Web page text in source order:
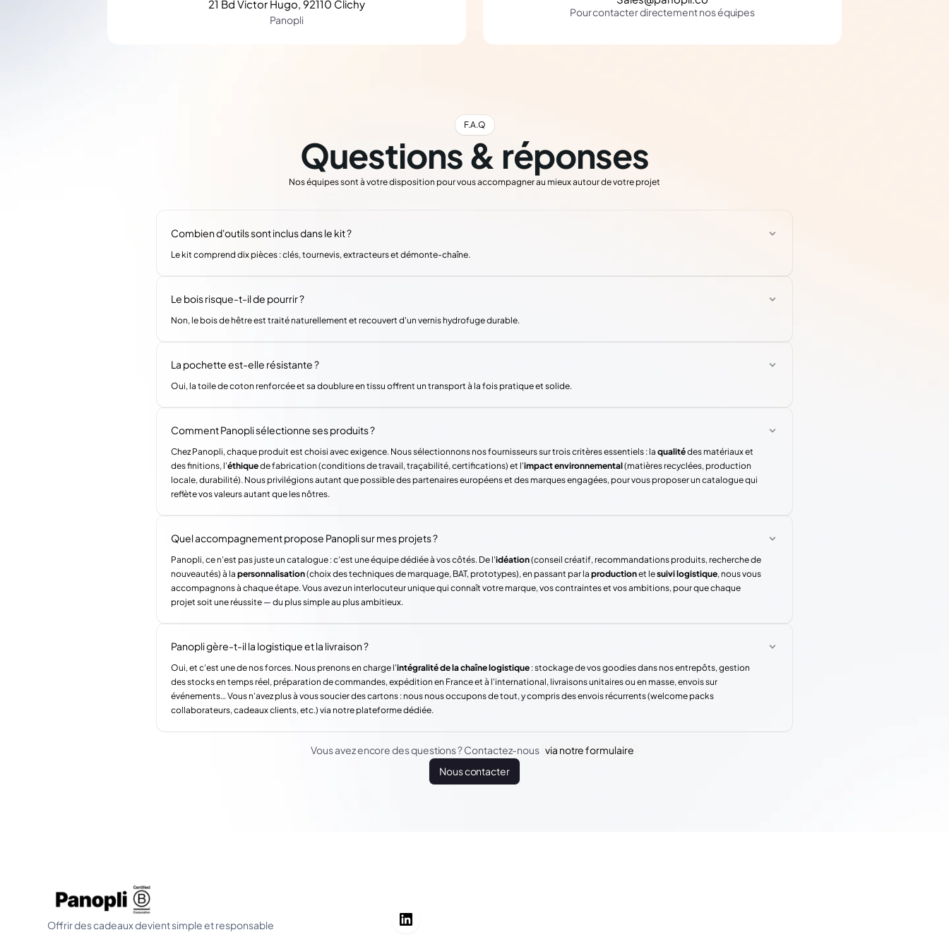
21 Bd Victor Hugo, 92110 Clichy
Panopli
Pour contacter directement nos équipes
F.A.Q
Questions & réponses
Nos équipes sont à votre disposition pour vous accompagner au mieux autour de votre projet
Combien d'outils sont inclus dans le kit ?
Le kit comprend dix pièces : clés, tournevis, extracteurs et démonte-chaîne.
Le bois risque-t-il de pourrir ?
Non, le bois de hêtre est traité naturellement et recouvert d'un vernis hydrofuge durable.
La pochette est-elle résistante ?
Oui, la toile de coton renforcée et sa doublure en tissu offrent un transport à la fois pratique et solide.
Comment Panopli sélectionne ses produits ?
Chez Panopli, chaque produit est choisi avec exigence. Nous sélectionnons nos fournisseurs sur trois critères essentiels : la qualitédes matériaux et
des finitions, l'éthiquede fabrication (conditions de travail, traçabilité, certifications) et l'impact environnemental(matières recyclées, production
locale, durabilité). Nous privilégions autant que possible des partenaires européens et des marques engagées, pour vous proposer un catalogue qui
reflète vos valeurs autant que les nôtres.
Quel accompagnement propose Panopli sur mes projets ?
Panopli, ce n'est pas juste un catalogue : c'est une équipe dédiée à vos côtés. De l'idéation(conseil créatif, recommandations produits, recherche de
nouveautés) à la personnalisation(choix des techniques de marquage, BAT, prototypes), en passant par la productionet lesuivi logistique, nous vous
accompagnons à chaque étape. Vous avez un interlocuteur unique qui connaît votre marque, vos contraintes et vos ambitions, pour que chaque
projet soit une réussite — du plus simple au plus ambitieux.
Panopli gère-t-il la logistique et la livraison ?
Oui, et c'est une de nos forces. Nous prenons en charge l'intégralité de la chaîne logistique : stockage de vos goodies dans nos entrepôts, gestion
des stocks en temps réel, préparation de commandes, expédition en France et à l'international, livraisons unitaires ou en masse, envois sur
événements… Vous n'avez plus à vous soucier des cartons : nous nous occupons de tout, y compris des envois récurrents (welcome packs
collaborateurs, cadeaux clients, etc.) via notre plateforme dédiée.
Vous avez encore des questions ? Contactez-nous via notre formulaire
Nous contacter
Offrir des cadeaux devient simple et responsable